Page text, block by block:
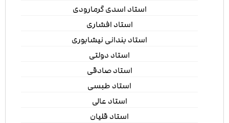
استاد اسدی گرمارودی
استاد افشاری
استاد بندانی نیشابوری
استاد دولتی
استاد صادقی
استاد طبسی
استاد عالی
استاد قلیان